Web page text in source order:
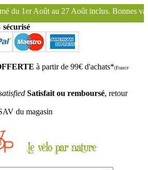
Bonnes vacances !
Franscoop, le
sécurisé
à partir de 99€ d'achats*(France
Satisfait ou remboursé, retour
du magasin